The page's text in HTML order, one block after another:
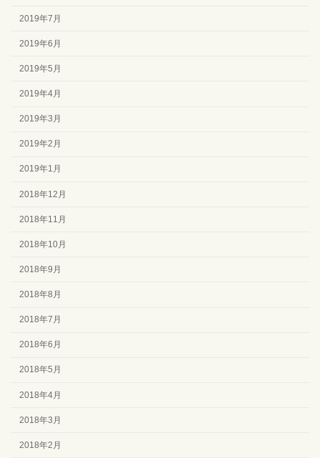
2019年7月
2019年6月
2019年5月
2019年4月
2019年3月
2019年2月
2019年1月
2018年12月
2018年11月
2018年10月
2018年9月
2018年8月
2018年7月
2018年6月
2018年5月
2018年4月
2018年3月
2018年2月